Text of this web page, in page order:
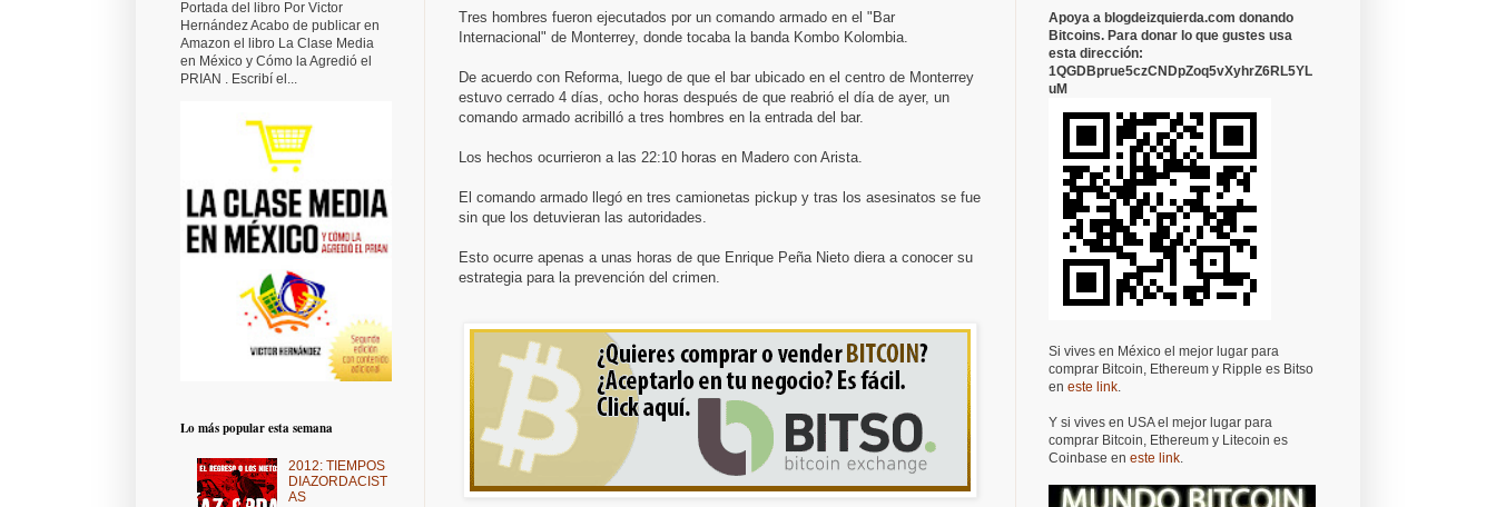
Tres hombres fueron ejecutados por un comando armado en el "Bar
Internacional" de Monterrey, donde tocaba la banda Kombo Kolombia.
De acuerdo con Reforma, luego de que el bar ubicado en el centro de Monterrey
estuvo cerrado 4 días, ocho horas después de que reabrió el día de ayer, un
comando armado acribilló a tres hombres en la entrada del bar.
Los hechos ocurrieron a las 22:10 horas en Madero con Arista.
El comando armado llegó en tres camionetas pickup y tras los asesinatos se fue
sin que los detuvieran las autoridades.
Esto ocurre apenas a unas horas de que Enrique Peña Nieto diera a conocer su
estrategia para la prevención del crimen.
Portada del libro Por Victor
Hernández Acabo de publicar en
Amazon el libro La Clase Media
en México y Cómo la Agredió el
PRIAN . Escribí el...
Lo más popular esta semana
2012: TIEMPOS
DIAZORDACIST
AS
Apoya a blogdeizquierda.com donando
Bitcoins. Para donar lo que gustes usa
esta dirección:
1QGDBprue5czCNDpZoq5vXyhrZ6RL5YL
uM
Si vives en México el mejor lugar para
comprar Bitcoin, Ethereum y Ripple es Bitso
en este link.
Y si vives en USA el mejor lugar para
comprar Bitcoin, Ethereum y Litecoin es
Coinbase en este link.